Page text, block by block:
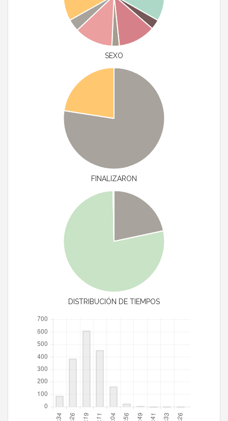
SEXO
FINALIZARON
DISTRIBUCIÓN DE TIEMPOS